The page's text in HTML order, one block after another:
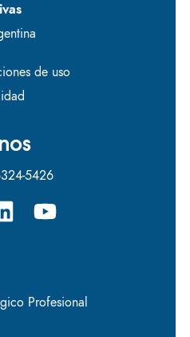
de uso
5426
Profesional